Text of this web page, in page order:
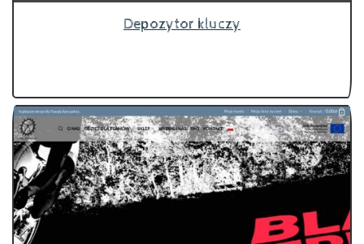
Depozytor kluczy